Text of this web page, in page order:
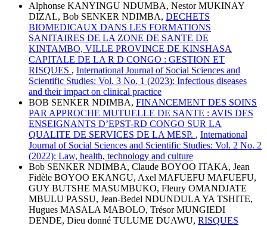
Alphonse KANYINGU NDUMBA, Nestor MUKINAY
DIZAL, Bob SENKER NDIMBA, DECHETS
BIOMEDICAUX DANS LES FORMATIONS
SANITAIRES DE LA ZONE DE SANTE DE
KINTAMBO, VILLE PROVINCE DE KINSHASA
CAPITALE DE LA R D CONGO : GESTION ET
RISQUES , International Journal of Social Sciences and
Scientific Studies: Vol. 3 No. 1 (2023): Infectious diseases
and their impact on clinical practice
BOB SENKER NDIMBA, FINANCEMENT DES SOINS
PAR APPROCHE MUTUELLE DE SANTE : AVIS DES
ENSEIGNANTS D’EPST-RD CONGO SUR LA
QUALITE DE SERVICES DE LA MESP. , International
Journal of Social Sciences and Scientific Studies: Vol. 2 No. 2
(2022): Law, health, technology and culture
Bob SENKER NDIMBA, Claude BOYOO ITAKA, Jean
Fidèle BOYOO EKANGU, Axel MAFUEFU MAFUEFU,
GUY BUTSHE MASUMBUKO, Fleury OMANDJATE
MBULU PASSU, Jean-Bedel NDUNDULA YA TSHITE,
Hugues MASALA MABOLO, Trésor MUNGIEDI
DENDE, Dieu donné TULUME DUAWU, RISQUES